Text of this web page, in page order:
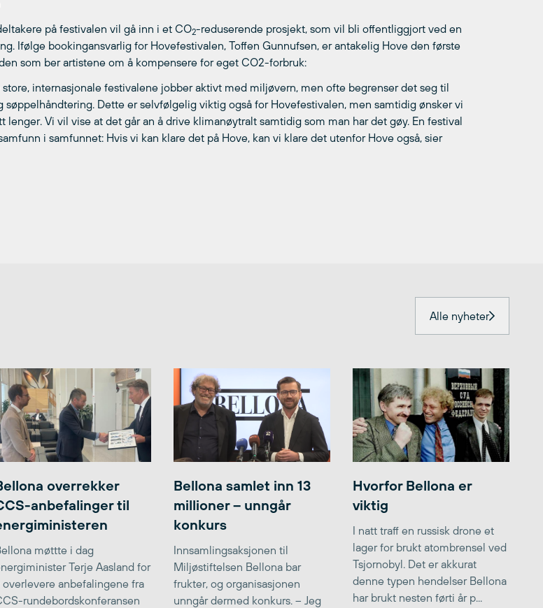
på festivalen vil gå inn i et CO2-reduserende prosjekt, som vil bli offentliggjort ved en
Ifølge bookingansvarlig for Hovefestivalen, Toffen Gunnufsen, er antakelig Hove den første
som ber artistene om å kompensere for eget CO2-forbruk:
store, internasjonale festivalene jobber aktivt med miljøvern, men ofte begrenser det seg til
søppelhåndtering. Dette er selvfølgelig viktig også for Hovefestivalen, men samtidig ønsker vi
lenger. Vi vil vise at det går an å drive klimanøytralt samtidig som man har det gøy. En festival
i samfunnet: Hvis vi kan klare det på Hove, kan vi klare det utenfor Hove også, sier
Alle nyheter
overrekker
anbefalinger til
møttte i dag
Terje Aasland for
overlevere anbefalingene fra
rundebordskonferansen
Bellona samlet inn 13
millioner – unngår
konkurs
Innsamlingsaksjonen til
Miljøstiftelsen Bellona bar
frukter, og organisasjonen
unngår dermed konkurs. – Jeg
Hvorfor Bellona er
viktig
I natt traff en russisk drone et
lager for brukt atombrensel ved
Tsjornobyl. Det er akkurat
denne typen hendelser Bellona
har brukt nesten førti år p...